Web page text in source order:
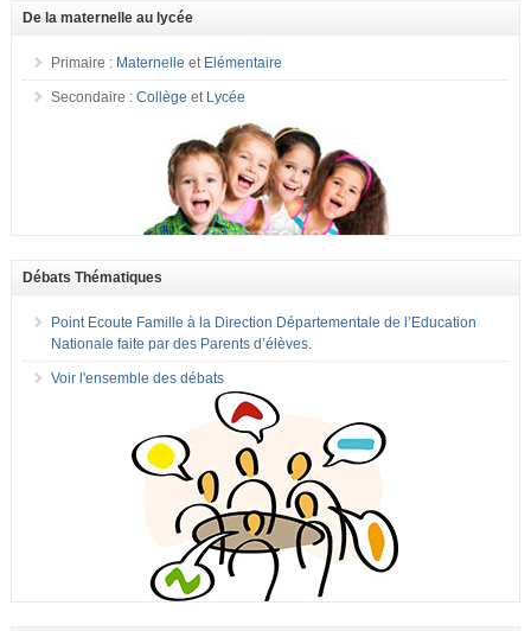
De la maternelle au lycée
Primaire : Maternelle et Elémentaire
Secondaire : Collège et Lycée
Débats Thématiques
Point Ecoute Famille à la Direction Départementale de l’Education
Nationale faite par des Parents d’élèves.
Voir l'ensemble des débats